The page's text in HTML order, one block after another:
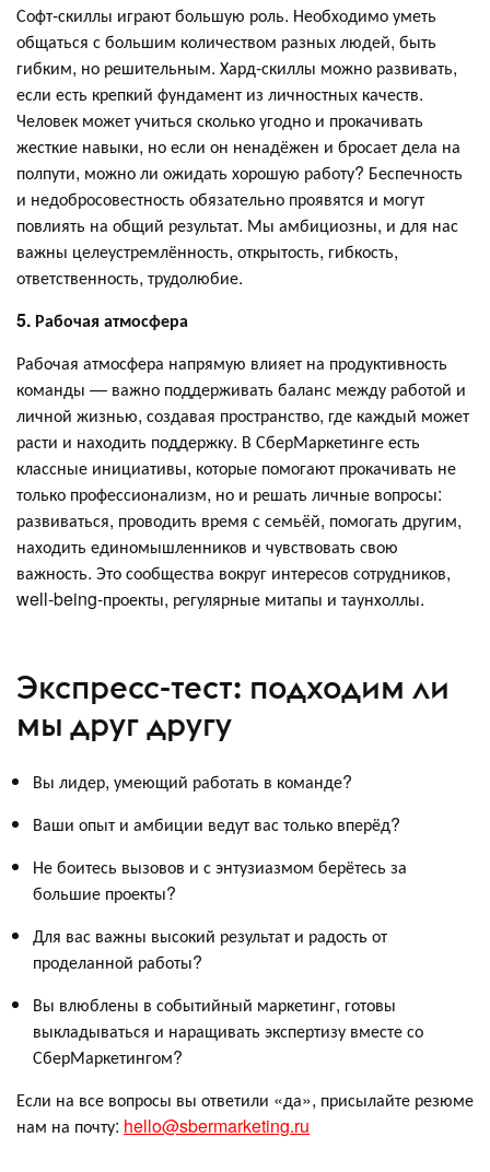
Софт-скиллы играют большую роль. Необходимо уметь
общаться с большим количеством разных людей, быть
гибким, но решительным. Хард-скиллы можно развивать,
если есть крепкий фундамент из личностных качеств.
Человек может учиться сколько угодно и прокачивать
жесткие навыки, но если он ненадёжен и бросает дела на
полпути, можно ли ожидать хорошую работу? Беспечность
и недобросовестность обязательно проявятся и могут
повлиять на общий результат. Мы амбициозны, и для нас
важны целеустремлённость, открытость, гибкость,
ответственность, трудолюбие.
5. Рабочая атмосфера
Рабочая атмосфера напрямую влияет на продуктивность
команды — важно поддерживать баланс между работой и
личной жизнью, создавая пространство, где каждый может
расти и находить поддержку. В СберМаркетинге есть
классные инициативы, которые помогают прокачивать не
только профессионализм, но и решать личные вопросы:
развиваться, проводить время с семьёй, помогать другим,
находить единомышленников и чувствовать свою
важность. Это сообщества вокруг интересов сотрудников,
well-being-проекты, регулярные митапы и таунхоллы.
Экспресс-тест: подходим ли
мы друг другу
Вы лидер, умеющий работать в команде?
Ваши опыт и амбиции ведут вас только вперёд?
Не боитесь вызовов и с энтузиазмом берётесь за
большие проекты?
Для вас важны высокий результат и радость от
проделанной работы?
Вы влюблены в событийный маркетинг, готовы
выкладываться и наращивать экспертизу вместе со
СберМаркетингом?
Если на все вопросы вы ответили «да», присылайте резюме
нам на почту: hello@sbermarketing.ru